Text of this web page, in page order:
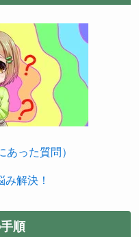
あった質問）
解決！
順